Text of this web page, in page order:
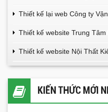
Thiết kế lại web Công ty
Thiết kế website Trung
Thiết kế website Nội Thất
KIẾN THỨC MỚI